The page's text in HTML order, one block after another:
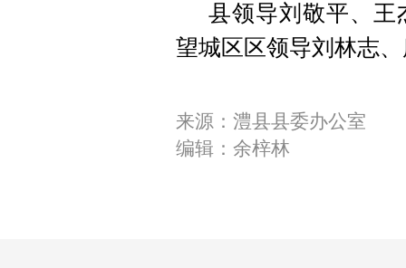
县领导刘敬平、王
望城区区领导刘林志
来源：澧县县委办公室
编辑：余梓林